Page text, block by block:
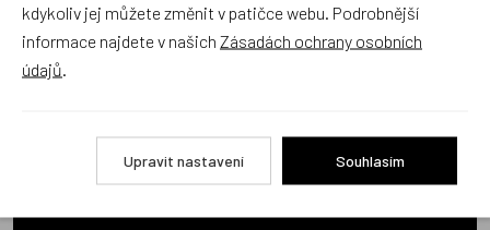
kdykoliv jej můžete změnit v patičce webu. Podrobnější
informace najdete v našich Zásadách ochrany osobních
údajů
Upravit nastavení Souhlasím